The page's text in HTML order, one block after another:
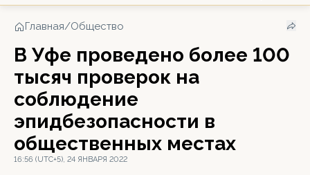
Главная/Общество
В Уфе проведено более 100
тысяч проверок на
соблюдение
эпидбезопасности в
общественных местах
16:56 (UTC+5), 24 ЯНВАРЯ 2022